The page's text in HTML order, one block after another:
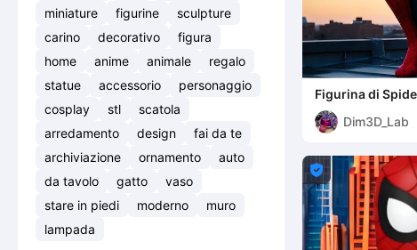
miniature
figurine
sculpture
carino
decorativo
figura
home
anime animale
regalo
statue
accessorio
personaggio
cosplay
stl
scatola
arredamento
design
fai da te
archiviazione
ornamento
auto
da tavolo
gatto
vaso
stare in piedi
moderno
muro
lampada
Figurina di
Dim3D_Lab
